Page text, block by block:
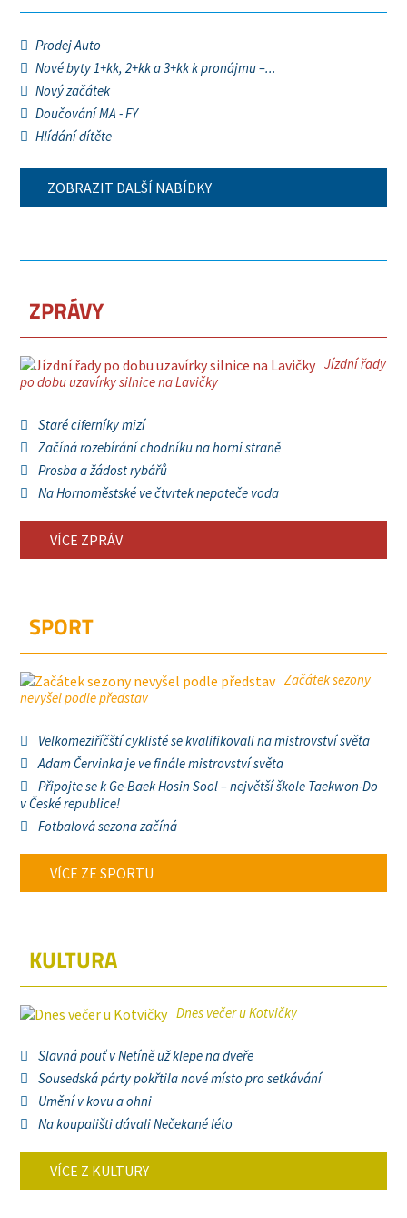
Prodej Auto
Nové byty 1+kk, 2+kk a 3+kk k pronájmu –...
Nový začátek
Doučování MA - FY
Hlídání dítěte
ZOBRAZIT DALŠÍ NABÍDKY
ZPRÁVY
Jízdní řady
po dobu uzavírky silnice na Lavičky
Staré ciferníky mizí
Začíná rozebírání chodníku na horní straně
Prosba a žádost rybářů
Na Hornoměstské ve čtvrtek nepoteče voda
VÍCE ZPRÁV
SPORT
Začátek sezony
nevyšel podle představ
Velkomeziříčští cyklisté se kvalifikovali na mistrovství světa
Adam Červinka je ve finále mistrovství světa
Připojte se k Ge-Baek Hosin Sool – největší škole Taekwon-Do
v České republice!
Fotbalová sezona začíná
VÍCE ZE SPORTU
KULTURA
Dnes večer u Kotvičky
Slavná pouť v Netíně už klepe na dveře
Sousedská párty pokřtila nové místo pro setkávání
Umění v kovu a ohni
Na koupališti dávali Nečekané léto
VÍCE Z KULTURY